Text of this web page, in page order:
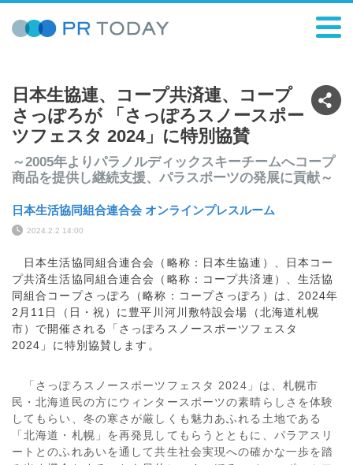
日本生協連、コープ共済連、コープ
さっぽろが 「さっぽろスノースポー
ツフェスタ 2024」に特別協賛
～2005年よりパラノルディックスキーチームへコープ
商品を提供し継続支援、パラスポーツの発展に貢献～
日本生活協同組合連合会 オンラインプレスルーム
2024.2.2 14:00
日本生活協同組合連合会（略称：日本生協連）、日本コー
プ共済生活協同組合連合会（略称：コープ共済連）、生活協
同組合コープさっぽろ（略称：コープさっぽろ）は、2024年
2月11日（日・祝）に豊平川河川敷特設会場（北海道札幌
市）で開催される「さっぽろスノースポーツフェスタ
2024」に特別協賛します。
「さっぽろスノースポーツフェスタ 2024」は、札幌市
民・北海道民の方にウィンタースポーツの素晴らしさを体験
してもらい、冬の寒さが厳しくも魅力あふれる土地である
「北海道・札幌」を再発見してもらうとともに、パラアスリ
ートとのふれあいを通して共生社会実現への確かな一歩を踏